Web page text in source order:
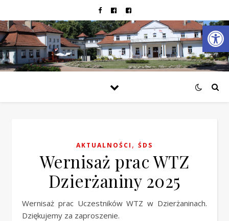
AKTUALNOŚCI , ŚDS
Wernisaż prac WTZ
Dzierżaniny 2025
Wernisaż prac Uczestników WTZ w Dzierżaninach.
Dziękujemy za zaproszenie.